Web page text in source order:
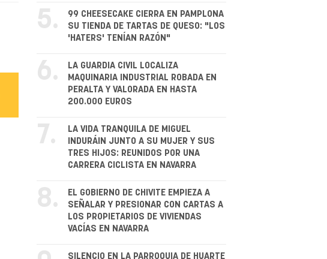
5.
99 CHEESECAKE CIERRA EN PAMPLONA
SU TIENDA DE TARTAS DE QUESO: "LOS
'HATERS' TENÍAN RAZÓN"
6.
LA GUARDIA CIVIL LOCALIZA
MAQUINARIA INDUSTRIAL ROBADA EN
PERALTA Y VALORADA EN HASTA
200.000 EUROS
7.
LA VIDA TRANQUILA DE MIGUEL
INDURÁIN JUNTO A SU MUJER Y SUS
TRES HIJOS: REUNIDOS POR UNA
CARRERA CICLISTA EN NAVARRA
8.
EL GOBIERNO DE CHIVITE EMPIEZA A
SEÑALAR Y PRESIONAR CON CARTAS A
LOS PROPIETARIOS DE VIVIENDAS
VACÍAS EN NAVARRA
SILENCIO EN LA PARROQUIA DE HUARTE